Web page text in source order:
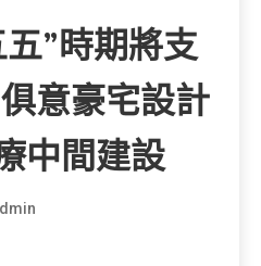
”時期將支
意豪宅設計
中間建設